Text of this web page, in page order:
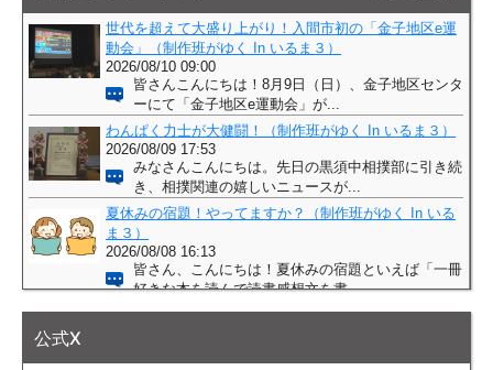
公式X